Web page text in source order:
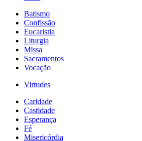
Batismo
Confissão
Eucaristia
Liturgia
Missa
Sacramentos
Vocação
Virtudes
Caridade
Castidade
Esperança
Fé
Misericórdia